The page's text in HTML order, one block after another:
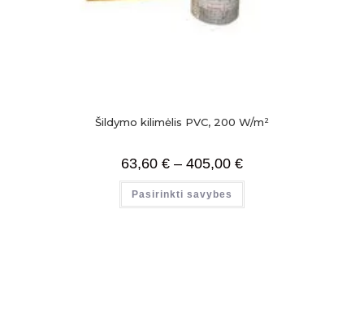
Šildymo kilimėlis PVC, 200 W/m²
63,60 € – 405,00 €
Pasirinkti savybes